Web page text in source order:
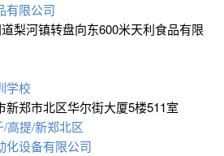
有限公司
梨河镇转盘向东600米天利食品有限
学校
郑市北区华尔街大厦5楼511室
高提/新郑北区
化设备有限公司